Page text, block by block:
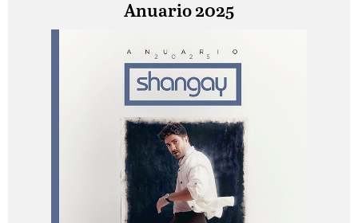
Anuario 2025